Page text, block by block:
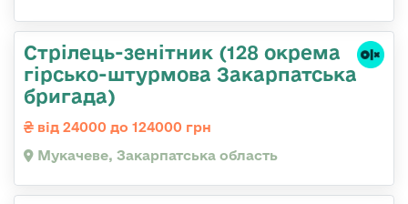
Стрілець-зенітник (128 окрема
гірсько-штурмова Закарпатська
бригада)
від 24000 до 124000 грн
Мукачеве, Закарпатська область